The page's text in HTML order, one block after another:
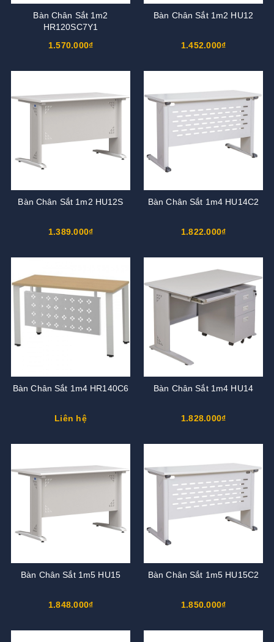
Bàn Chân Sắt 1m2
HR120SC7Y1
1.570.000₫
Bàn Chân Sắt 1m2 HU12
1.452.000₫
Bàn Chân Sắt 1m2 HU12S
1.389.000₫
Bàn Chân Sắt 1m4 HU14C2
1.822.000₫
Bàn Chân Sắt 1m4 HR140C6
Liên hệ
Bàn Chân Sắt 1m4 HU14
1.828.000₫
Bàn Chân Sắt 1m5 HU15
1.848.000₫
Bàn Chân Sắt 1m5 HU15C2
1.850.000₫